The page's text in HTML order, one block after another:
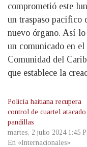
comprometió este
un traspaso pacífico
nuevo órgano. Así
un comunicado en
Comunidad del
que establece la
Policía haitiana recupera
control de cuartel
pandillas
martes, 2 julio 2024 1:45
En «Internacionales»